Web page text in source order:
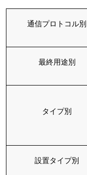
通信プロトコル別
最終用途別
タイプ別
設置タイプ別